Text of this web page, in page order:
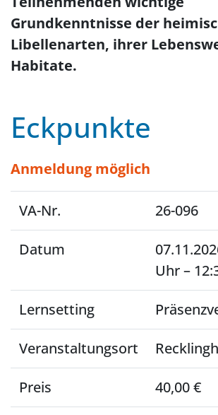
Grundkenntnisse der
Libellenarten, ihrer
Habitate.
Eckpunkte
Anmeldung möglich
VA-Nr. 26-096
Datum
Uhr –
Lernsetting
Veranstaltungsort
Preis 40,00 €